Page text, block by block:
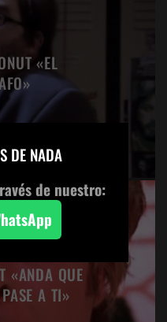
«EL
«ANDA QUE
A TI»
DE NADA
de nuestro: